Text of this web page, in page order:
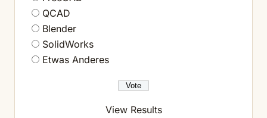
QCAD
Blender
SolidWorks
Etwas Anderes
View Results